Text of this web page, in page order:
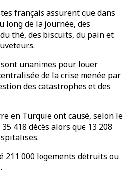
français assurent que dans
long de la journée, des
thé, des biscuits, du pain et
unanimes pour louer
de la crise menée par
des catastrophes et des
en Turquie ont causé, selon le
418 décès alors que 13 208
211 000 logements détruits ou